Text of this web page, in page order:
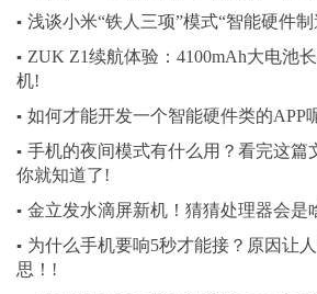
▪ 浅谈小米“铁人三项”模式“智能硬件
▪ ZUK Z1续航体验：4100mAh大电池
机!
▪ 如何才能开发一个智能硬件类的APP
▪ 手机的夜间模式有什么用？看完这篇
你就知道了!
▪ 金立发水滴屏新机！猜猜处理器会是
▪ 为什么手机要响5秒才能接？原因让
思！!